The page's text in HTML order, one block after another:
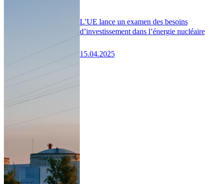
L’UE lance un examen des besoins
d’investissement dans l’énergie nucléaire
15.04.2025